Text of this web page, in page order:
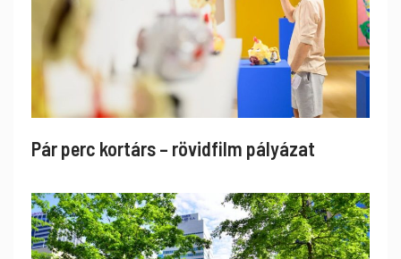
Pár perc kortárs – rövidfilm pályázat